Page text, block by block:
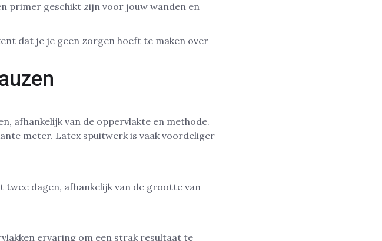
primer geschikt zijn voor jouw wanden en
dat je je geen zorgen hoeft te maken over
afhankelijk van de oppervlakte en methode.
meter. Latex spuitwerk is vaak voordeliger
dagen, afhankelijk van de grootte van
ervaring om een strak resultaat te